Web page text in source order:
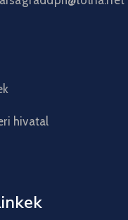
hivatal